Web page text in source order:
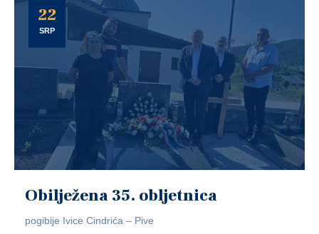
22
SRP
Obilježena 35. obljetnica
pogibije Ivice Cindrića – Pive